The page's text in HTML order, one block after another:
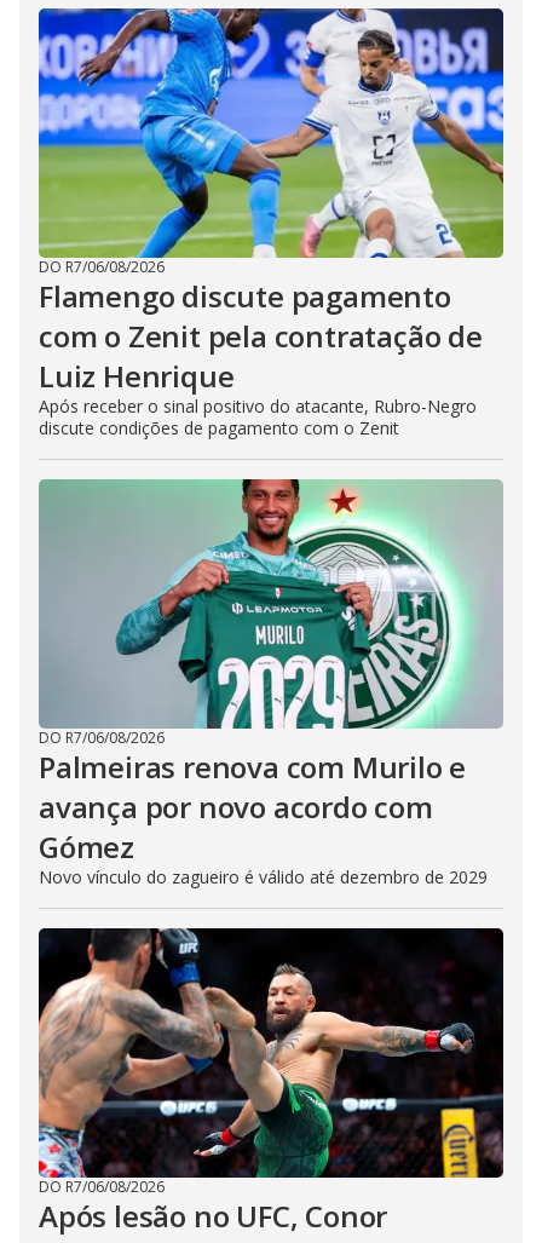
DO R7/06/08/2026
Flamengo discute pagamento
com o Zenit pela contratação de
Luiz Henrique
Após receber o sinal positivo do atacante, Rubro-Negro
discute condições de pagamento com o Zenit
DO R7/06/08/2026
Palmeiras renova com Murilo e
avança por novo acordo com
Gómez
Novo vínculo do zagueiro é válido até dezembro de 2029
DO R7/06/08/2026
Após lesão no UFC, Conor